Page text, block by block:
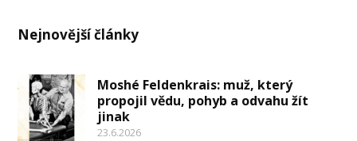
Nejnovější články
Moshé Feldenkrais: muž, který
propojil vědu, pohyb a odvahu žít
jinak
23.6.2026